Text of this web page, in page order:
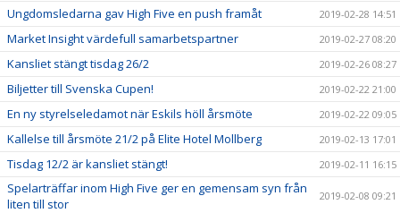
Ungdomsledarna gav High Five en push framåt 2019-02-28 14:51
Market Insight värdefull samarbetspartner 2019-02-27 08:20
Kansliet stängt tisdag 26/2 2019-02-26 08:27
Biljetter till Svenska Cupen! 2019-02-22 21:00
En ny styrelseledamot när Eskils höll årsmöte 2019-02-22 09:05
Kallelse till årsmöte 21/2 på Elite Hotel Mollberg 2019-02-13 17:01
Tisdag 12/2 är kansliet stängt! 2019-02-11 16:15
Spelarträffar inom High Five ger en gemensam syn från
liten till stor
2019-02-08 09:21